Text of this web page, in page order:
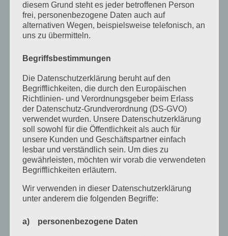
Juli 2022
April 2022
Dezember 2021
Oktober 2021
September 2021
Mai 2021
März 2021
Dezember 2020
Oktober 2020
diesem Grund steht es jeder betroffenen Person
frei, personenbezogene Daten auch auf
alternativen Wegen, beispielsweise telefonisch, an
uns zu übermitteln.
Begriffsbestimmungen
Die Datenschutzerklärung beruht auf den
Begrifflichkeiten, die durch den Europäischen
Richtlinien- und Verordnungsgeber beim Erlass
der Datenschutz-Grundverordnung (DS-GVO)
verwendet wurden. Unsere Datenschutzerklärung
soll sowohl für die Öffentlichkeit als auch für
unsere Kunden und Geschäftspartner einfach
lesbar und verständlich sein. Um dies zu
gewährleisten, möchten wir vorab die verwendeten
Begrifflichkeiten erläutern.
Wir verwenden in dieser Datenschutzerklärung
unter anderem die folgenden Begriffe:
a) personenbezogene Daten